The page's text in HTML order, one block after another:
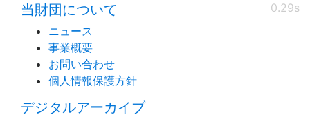
0.29s
当財団について
ニュース
事業概要
お問い合わせ
個人情報保護方針
デジタルアーカイブ